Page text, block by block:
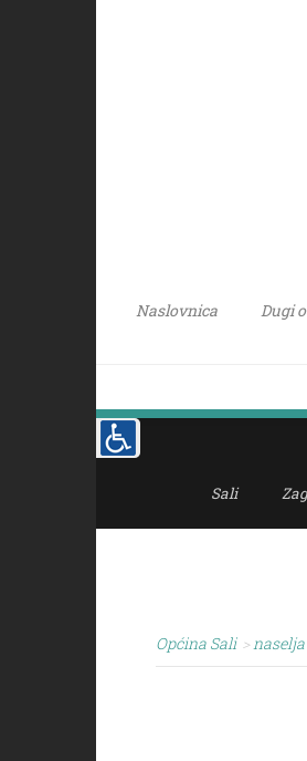
Naslovnica Dugi
Sali
Općina Sali > naselja